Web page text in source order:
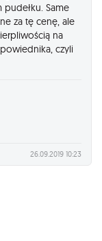
Same
za tę cenę, ale
na
czyli
26.09.2019 10:23